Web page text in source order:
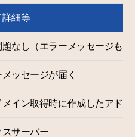
細等
なし（エラーメッセージも届
ッセージが届く
イン取得時に作成したアドレ
スサーバー